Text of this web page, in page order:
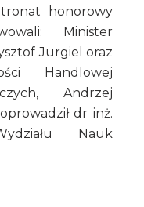
honorowy
Minister
Jurgiel oraz
Handlowej
Andrzej
dr inż.
Nauk